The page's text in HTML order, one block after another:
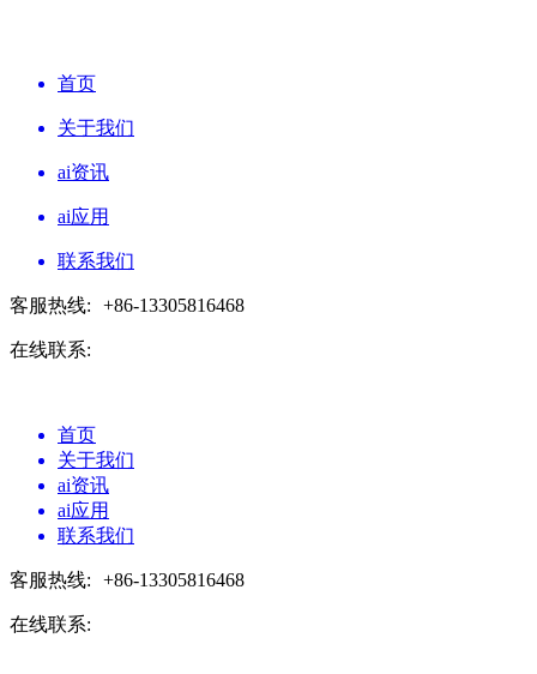
首页
关于我们
ai资讯
ai应用
联系我们
客服热线: +86-13305816468
在线联系:
首页
关于我们
ai资讯
ai应用
联系我们
客服热线: +86-13305816468
在线联系: